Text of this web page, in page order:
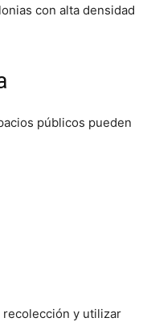
con alta densidad
públicos pueden
recolección y utilizar